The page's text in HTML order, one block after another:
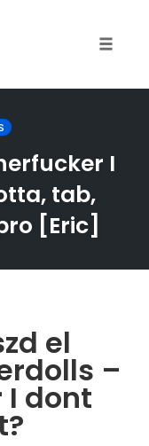
I
tab,
[Eric]
el
–
I dont